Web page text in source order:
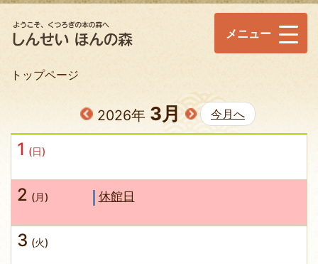
メニュー
トップページ
2026年3月 今月へ
1 (日)
2 (月) 休館日
3 (火)